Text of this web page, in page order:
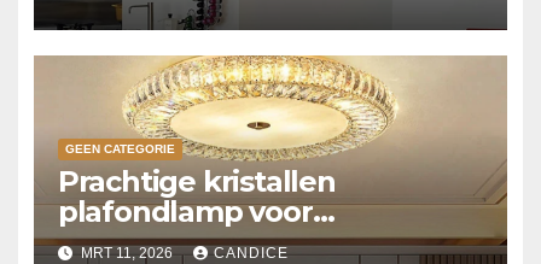
GEEN CATEGORIE
Prachtige kristallen
plafondlamp voor
slaapkamer
MRT 11, 2026 CANDICE